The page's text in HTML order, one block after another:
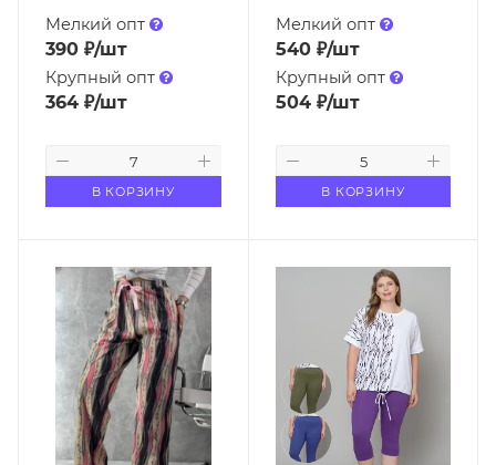
Мелкий опт
390 ₽/шт
Крупный опт
364 ₽/шт
В КОРЗИНУ
Мелкий опт
540₽/шт
Крупный опт
504₽/шт
В КОРЗИНУ